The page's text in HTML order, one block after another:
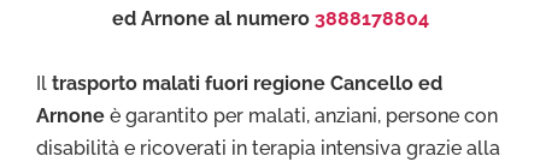
ed Arnone al numero 3888178804
Il trasporto malati fuori regione Cancello ed
Arnone è garantito per malati, anziani, persone con
disabilità e ricoverati in terapia intensiva grazie alla